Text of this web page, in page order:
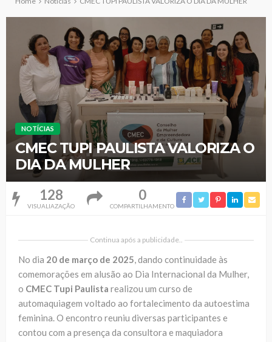
NOTÍCIAS
CMEC TUPI PAULISTA VALORIZA O
DIA DA MULHER
128
VISUALIAZAÇÃO
0
COMPARTILHAMENTO
Continua após a publicidade..
No dia 20 de março de 2025, dando continuidade às
comemorações em alusão ao Dia Internacional da Mulher,
o CMEC Tupi Paulista realizou um curso de
automaquiagem voltado ao fortalecimento da autoestima
feminina. O encontro reuniu diversas participantes e
contou com a presença da consultora e maquiadora